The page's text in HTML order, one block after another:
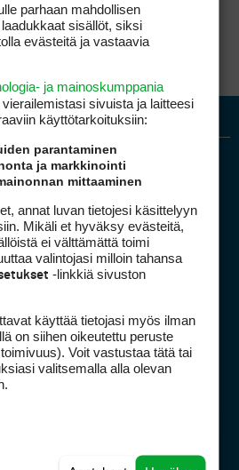
mediakortti
yhteystiedot
avoimuusraportti
parhaan mahdollisen
sisällöt, siksi
evästeitä ja vastaavia
ja mainoskumppania
sivuista ja laitteesi
käyttötarkoituksiin:
parantaminen
ja markkinointi
mittaaminen
annat luvan tietojesi käsittelyyn
Mikäli et hyväksy evästeitä,
ei välttämättä toimi
valintojasi milloin tahansa
-linkkiä sivuston
käyttää tietojasi myös ilman
on siihen oikeutettu peruste
Voit vastustaa tätä tai
valitsemalla alla olevan